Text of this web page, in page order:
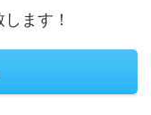
ます！